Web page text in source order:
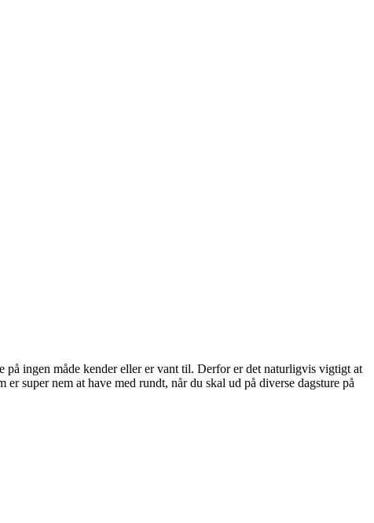
ingen måde kender eller er vant til. Derfor er det naturligvis vigtigt at
super nem at have med rundt, når du skal ud på diverse dagsture på